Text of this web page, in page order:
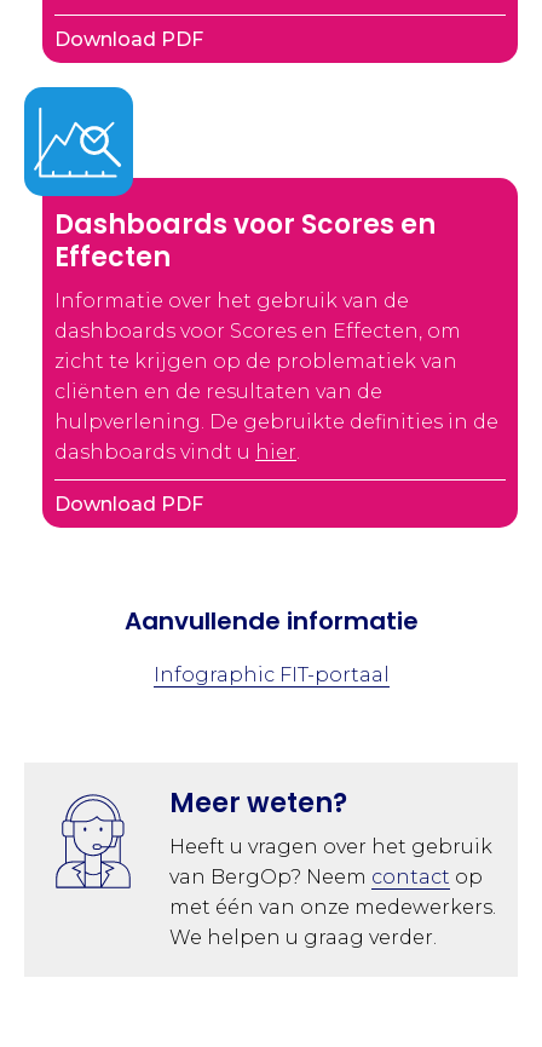
Download PDF
Dashboards voor Scores en
Effecten
Informatie over het gebruik van de
dashboards voor Scores en Effecten, om
zicht te krijgen op de problematiek van
cliënten en de resultaten van de
hulpverlening. De gebruikte definities in de
dashboards vindt u hier.
Download PDF
Aanvullende informatie
Infographic FIT-portaal
Meer weten?
Heeft u vragen over het gebruik
van BergOp? Neem contact op
met één van onze medewerkers.
We helpen u graag verder.